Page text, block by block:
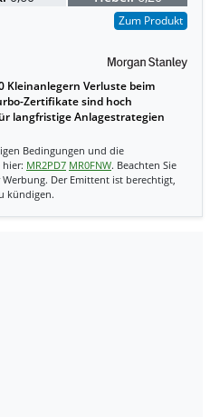
Zum Produkt
Kleinanlegern Verluste beim
Zertifikate sind hoch
langfristige Anlagestrategien
Bedingungen und die
MR2PD7 MR0FNW. Beachten Sie
Werbung. Der Emittent ist berechtigt,
kündigen.